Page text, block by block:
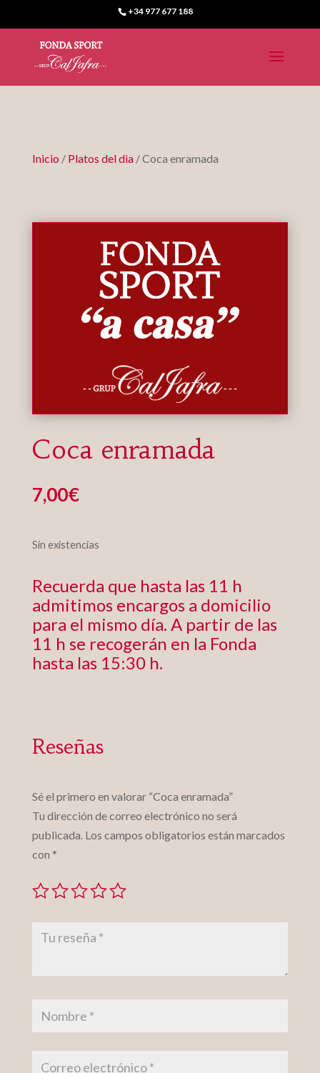
+34 977 677 188
Inicio / Platos del dia/ Coca enramada
Coca enramada
7,00€
Sin existencias
Recuerda que hasta las 11 h
admitimos encargos a domicilio
para el mismo día. A partir de las
11 h se recogerán en la Fonda
hasta las 15:30 h.
Reseñas
Sé el primero en valorar “Coca enramada”
Tu dirección de correo electrónico no será
publicada. Los campos obligatorios están marcados
con *